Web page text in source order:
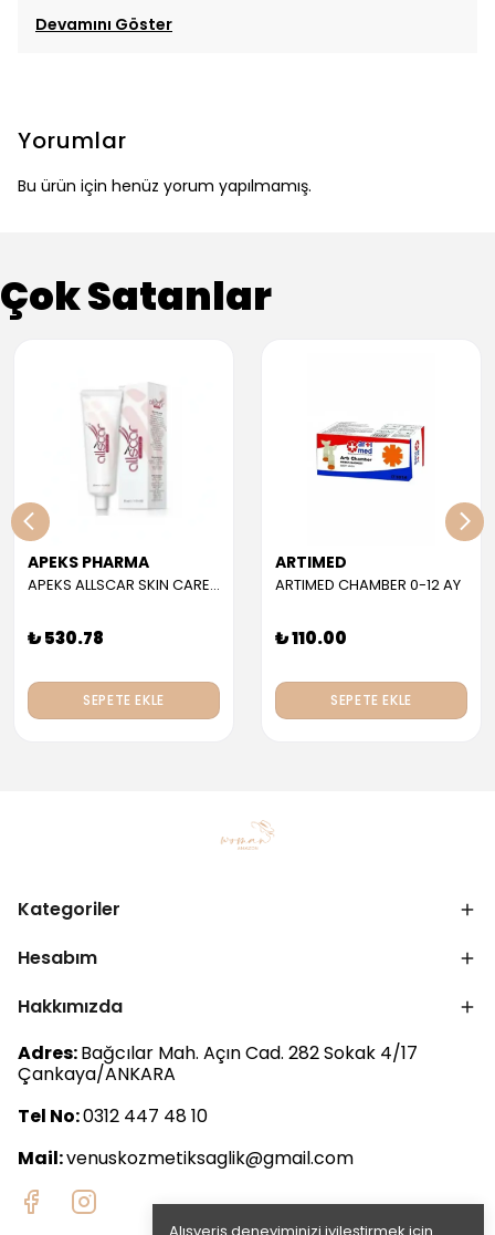
Devamını Göster
Yorumlar
Bu ürün için henüz yorum yapılmamış.
Çok Satanlar
APEKS PHARMA
APEKS ALLSCAR SKIN CARE GEL 30 ML
₺ 530.78
SEPETE EKLE
ARTIMED
ARTIMED CHAMBER 0-12 AY
₺ 110.00
SEPETE EKLE
Kategoriler
Hesabım
Hakkımızda
Adres:Bağcılar Mah. Açın Cad. 282 Sokak 4/17
Çankaya/ANKARA
Tel No:0312 447 48 10
Mail:venuskozmetiksaglik@gmail.com